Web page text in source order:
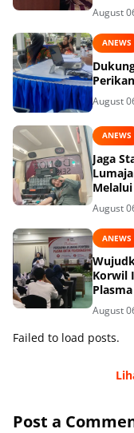
August
ANEWS
August
ANEWS
Jaga
August
ANEWS
Korwil
August
Failed to load posts.
Post a